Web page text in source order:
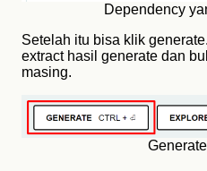
Dependency
Setelah itu bisa klik
extract hasil generate dan
masing.